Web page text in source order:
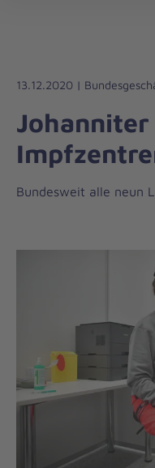
Liebe
Leben
13.12.2020 |
Bundesweit alle neun